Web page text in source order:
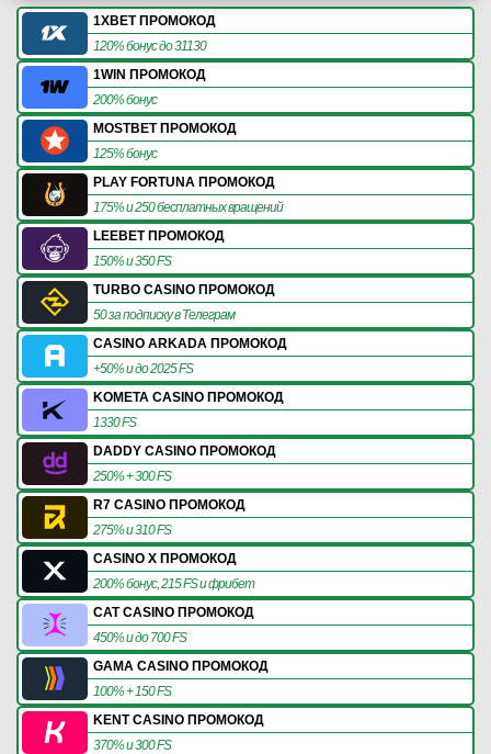
1XBET ПРОМОКОД
120% бонус до 31130
1WIN ПРОМОКОД
200% бонус
MOSTBET ПРОМОКОД
125% бонус
PLAY FORTUNA ПРОМОКОД
175% и 250 бесплатных вращений
LEEBET ПРОМОКОД
150% и 350 FS
TURBO CASINO ПРОМОКОД
50 за подписку в Телеграм
CASINO ARKADA ПРОМОКОД
+50% и до 2025 FS
KOMETA CASINO ПРОМОКОД
1330 FS
DADDY CASINO ПРОМОКОД
250% + 300 FS
R7 CASINO ПРОМОКОД
275% и 310 FS
CASINO X ПРОМОКОД
200% бонус, 215 FS и фрибет
CAT CASINO ПРОМОКОД
450% и до 700 FS
GAMA CASINO ПРОМОКОД
100% + 150 FS
KENT CASINO ПРОМОКОД
370% и 300 FS